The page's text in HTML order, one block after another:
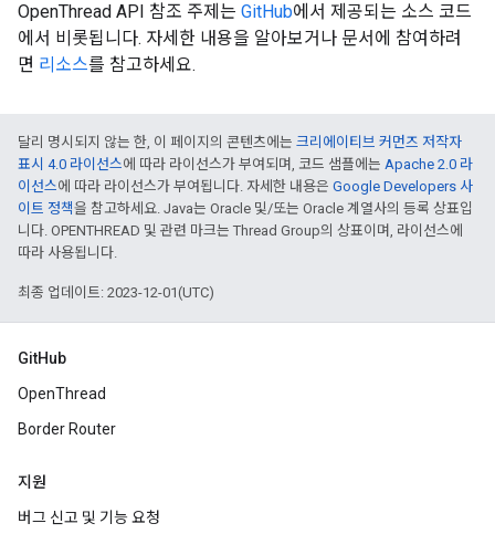
OpenThread API 참조 주제는 GitHub에서 제공되는 소스 코드
에서 비롯됩니다. 자세한 내용을 알아보거나 문서에 참여하려
면 리소스를 참고하세요.
달리 명시되지 않는 한, 이 페이지의 콘텐츠에는 크리에이티브 커먼즈 저작자
표시 4.0 라이선스에 따라 라이선스가 부여되며, 코드 샘플에는 Apache 2.0 라
이선스에 따라 라이선스가 부여됩니다. 자세한 내용은 Google Developers 사
이트 정책을 참고하세요. Java는 Oracle 및/또는 Oracle 계열사의 등록 상표입
니다. OPENTHREAD 및 관련 마크는 Thread Group의 상표이며, 라이선스에
따라 사용됩니다.
최종 업데이트: 2023-12-01(UTC)
GitHub
OpenThread
Border Router
지원
버그 신고 및 기능 요청